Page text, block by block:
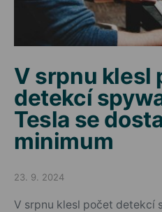
V srpnu klesl
detekcí
Tesla se
minimum
Posted on
23. 9. 2024
V srpnu klesl počet detekcí